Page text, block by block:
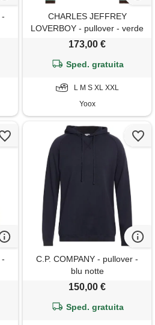
-
CHARLES JEFFREY
LOVERBOY - pullover - verde
173,00 €
Sped. gratuita
L M S XL XXL
Yoox
-
C.P. COMPANY - pullover -
blu notte
150,00 €
Sped. gratuita